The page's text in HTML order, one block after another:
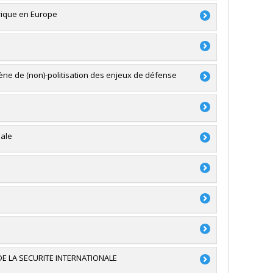
en Europe
Canada
Canada
de (non)-politisation des enjeux de défense
(FQRSC)
recherche - Stade de développement :
Canada
Canada
LA SECURITE INTERNATIONALE